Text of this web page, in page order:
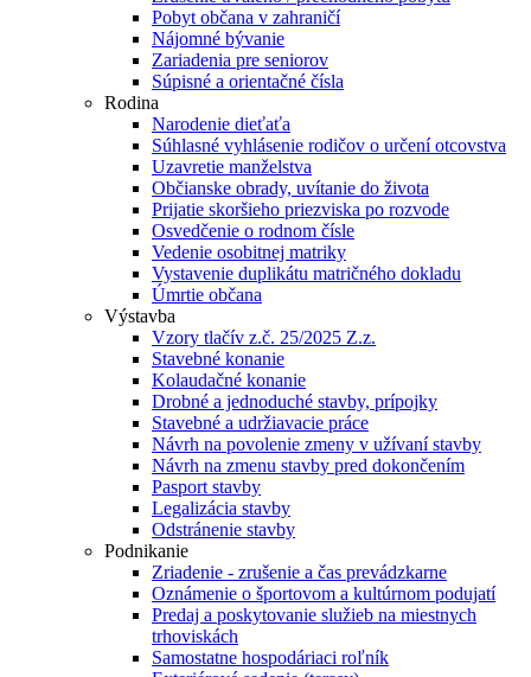
Pobyt občana v zahraničí
Nájomné bývanie
Zariadenia pre seniorov
Súpisné a orientačné čísla
Rodina
Narodenie dieťaťa
Súhlasné vyhlásenie rodičov o určení otcovstva
Uzavretie manželstva
Občianske obrady, uvítanie do života
Prijatie skoršieho priezviska po rozvode
Osvedčenie o rodnom čísle
Vedenie osobitnej matriky
Vystavenie duplikátu matričného dokladu
Úmrtie občana
Výstavba
Vzory tlačív z.č. 25/2025 Z.z.
Stavebné konanie
Kolaudačné konanie
Drobné a jednoduché stavby, prípojky
Stavebné a udržiavacie práce
Návrh na povolenie zmeny v užívaní stavby
Návrh na zmenu stavby pred dokončením
Pasport stavby
Legalizácia stavby
Odstránenie stavby
Podnikanie
Zriadenie - zrušenie a čas prevádzkarne
Oznámenie o športovom a kultúrnom podujatí
Predaj a poskytovanie služieb na miestnych
trhoviskách
Samostatne hospodáriaci roľník